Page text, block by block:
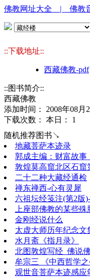
佛教网址大全 | 佛教
::下载地址::
西藏佛教-pdf
::图书简介::
西藏佛教
添加时间： 2008年08月
下载次数： 本日： 1
随机推荐图书↘
地藏菩萨本迹录
郭成主编：财富故事
敦煌莫高窟北区石窟
二十二种大藏经通检
禅东禅西-心有灵犀
六祖坛经笺注(第2版
上座部佛教的某些殊
金刚经说什么
太虚大师历年纪念文
水月斋《指月录》
北图敦煌写经_佛说
牟宗三 《中西哲学之
观世音菩萨本迹感应